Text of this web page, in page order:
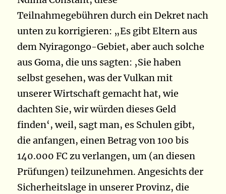
Teilnahmegebühren durch ein Dekret nach
unten zu korrigieren: „Es gibt Eltern aus
dem Nyiragongo-Gebiet, aber auch solche
aus Goma, die uns sagten: ‚Sie haben
selbst gesehen, was der Vulkan mit
unserer Wirtschaft gemacht hat, wie
dachten Sie, wir würden dieses Geld
finden‘, weil, sagt man, es Schulen gibt,
die anfangen, einen Betrag von 100 bis
140.000 FC zu verlangen, um (an diesen
Prüfungen) teilzunehmen. Angesichts der
Sicherheitslage in unserer Provinz, die